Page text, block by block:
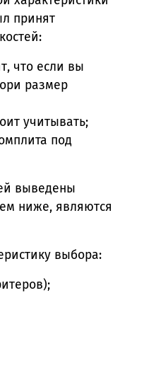
принят
что если вы
размер
учитывать;
под
выведены
ниже, являются
выбора: